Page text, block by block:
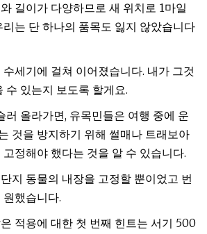
길이가 다양하므로 새 위치로 1마일
는 단 하나의 품목도 잃지 않았습니다
세기에 걸쳐 이어졌습니다. 내가 그것
수 있는지 보도록 할게요.
러 올라가면, 유목민들은 여행 중에 운
것을 방지하기 위해 썰매나 트래보아
정해야 했다는 것을 알 수 있습니다.
지 동물의 내장을 고정할 뿐이었고 번
했습니다.
적용에 대한 첫 번째 힌트는 서기 500